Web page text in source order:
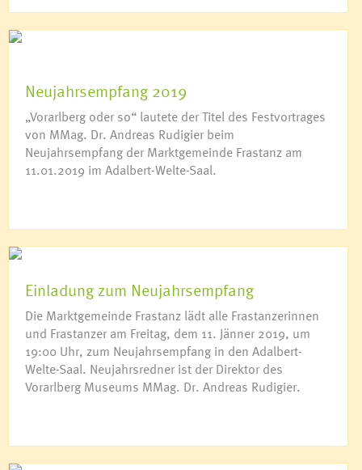
Neujahrsempfang 2019
„Vorarlberg oder so“ lautete der Titel des Festvortrages
von MMag. Dr. Andreas Rudigier beim
Neujahrsempfang der Marktgemeinde Frastanz am
11.01.2019 im Adalbert-Welte-Saal.
Einladung zum Neujahrsempfang
Die Marktgemeinde Frastanz lädt alle Frastanzerinnen
und Frastanzer am Freitag, dem 11. Jänner 2019, um
19:00 Uhr, zum Neujahrsempfang in den Adalbert-
Welte-Saal. Neujahrsredner ist der Direktor des
Vorarlberg Museums MMag. Dr. Andreas Rudigier.